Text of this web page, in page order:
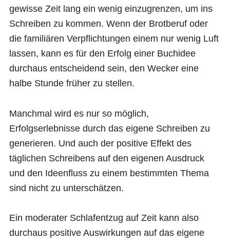
gewisse Zeit lang ein wenig einzugrenzen, um ins
Schreiben zu kommen. Wenn der Brotberuf oder
die familiären Verpflichtungen einem nur wenig Luft
lassen, kann es für den Erfolg einer Buchidee
durchaus entscheidend sein, den Wecker eine
halbe Stunde früher zu stellen.
Manchmal wird es nur so möglich,
Erfolgserlebnisse durch das eigene Schreiben zu
generieren. Und auch der positive Effekt des
täglichen Schreibens auf den eigenen Ausdruck
und den Ideenfluss zu einem bestimmten Thema
sind nicht zu unterschätzen.
Ein moderater Schlafentzug auf Zeit kann also
durchaus positive Auswirkungen auf das eigene